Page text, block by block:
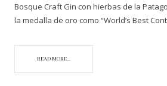
Bosque Craft Gin con hierbas de la
la medalla de oro como “World’s Best
READ MORE...